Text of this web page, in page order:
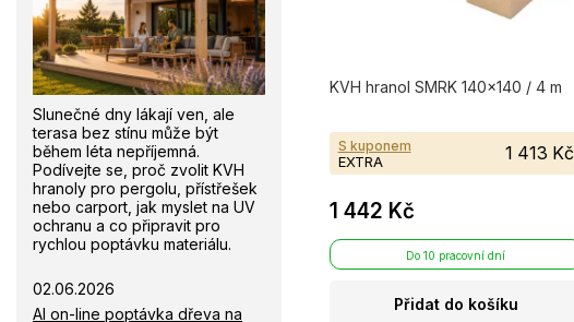
KVH hranol SMRK 140×140 / 4 m
S kuponem
EXTRA 1 413 Kč
1 442 Kč
Do 10 pracovní dní
Přidat do košíku
Slunečné dny lákají ven, ale
terasa bez stínu může být
během léta nepříjemná.
Podívejte se, proč zvolit KVH
hranoly pro pergolu, přístřešek
nebo carport, jak myslet na UV
ochranu a co připravit pro
rychlou poptávku materiálu.
02.06.2026
AI on-line poptávka dřeva na